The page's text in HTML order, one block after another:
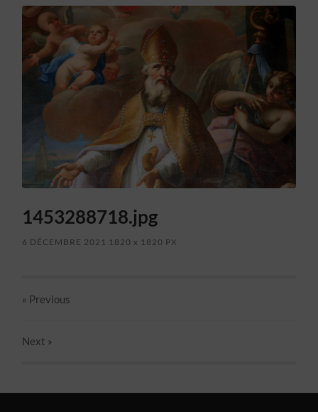
1453288718.jpg
6 DÉCEMBRE 2021 1820 x 1820 PX
« Previous
Next »